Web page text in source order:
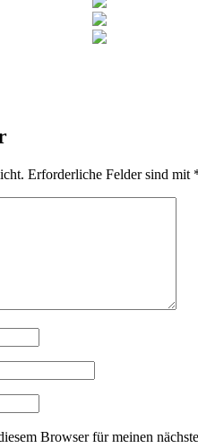
Erforderliche Felder sind mit
Browser für meinen